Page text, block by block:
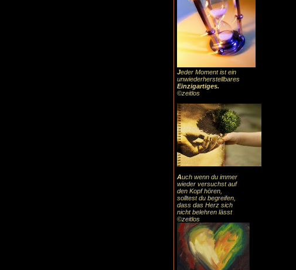
Jeder Moment ist ein
unwiederherstellbares
Einzigartiges.
©zeitlos
Auch wenn du immer
wieder versuchst auf
den Kopf hören,
solltest du begreifen,
dass das Herz sich
nicht belehren lässt
©zeitlos